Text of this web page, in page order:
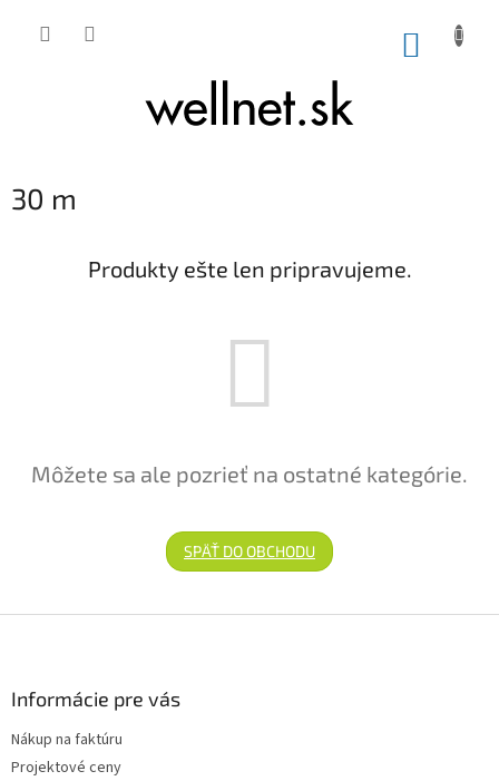
30 m
Produkty ešte len pripravujeme.
Môžete sa ale pozrieť na ostatné kategórie.
SPÄŤ DO OBCHODU
Informácie pre vás
Nákup na faktúru
Projektové ceny